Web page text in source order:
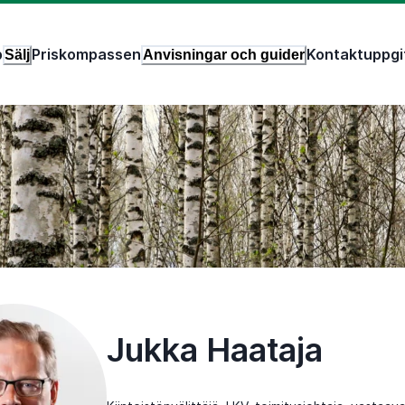
SäljPriskompassenAnvisningar och guider
Jukka Haataja